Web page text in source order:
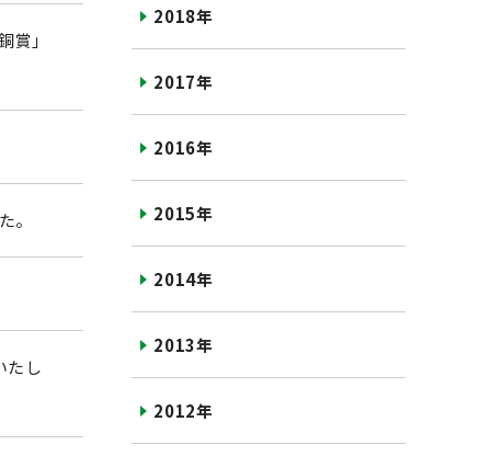
」
。
たし
2018年
2017年
2016年
2015年
2014年
2013年
2012年